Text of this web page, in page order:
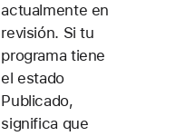
actualmente en
revisión. Si tu
programa tiene
el estado
Publicado,
significa que